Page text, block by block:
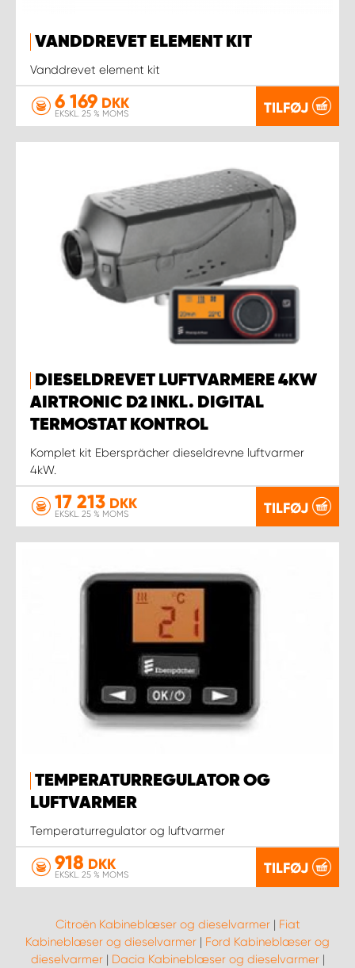
VANDDREVET ELEMENT KIT
Vanddrevet element kit
6 169 DKK
EKSKL. 25 % MOMS TILFØJ
DIESELDREVET LUFTVARMERE 4KW
AIRTRONIC D2 INKL. DIGITAL
TERMOSTAT KONTROL
Komplet kit Ebersprächer dieseldrevne luftvarmer
4kW.
17 213 DKK
EKSKL. 25 % MOMS TILFØJ
TEMPERATURREGULATOR OG
LUFTVARMER
Temperaturregulator og luftvarmer
918 DKK
EKSKL. 25 % MOMS TILFØJ
Citroën Kabineblæser og dieselvarmer| Fiat
Kabineblæser og dieselvarmer | Ford Kabineblæser og
dieselvarmer| Dacia Kabineblæser og dieselvarmer|